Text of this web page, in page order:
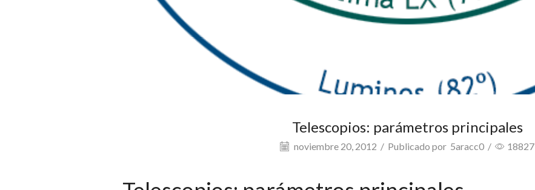
Telescopios: parámetros principales
noviembre 20, 2012 / Publicado por 5aracc0 / 18827